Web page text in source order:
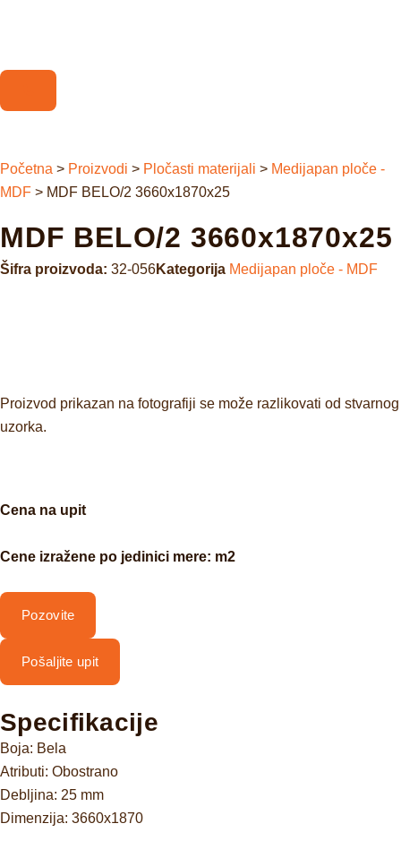
Početna > Proizvodi > Pločasti materijali > Medijapan ploče -
MDF > MDF BELO/2 3660x1870x25
MDF BELO/2 3660x1870x25
Šifra proizvoda: 32-056Kategorija Medijapan ploče - MDF
Proizvod prikazan na fotografiji se može razlikovati od stvarnog
uzorka.
Cena na upit
Cene izražene po jedinici mere: m2
Pozovite
Pošaljite upit
Specifikacije
Boja: Bela
Atributi: Obostrano
Debljina: 25 mm
Dimenzija: 3660x1870